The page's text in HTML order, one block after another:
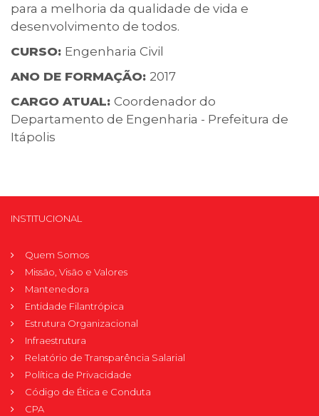
para a melhoria da qualidade de vida e
desenvolvimento de todos.
CURSO: Engenharia Civil
ANO DE FORMAÇÃO: 2017
CARGO ATUAL: Coordenador do
Departamento de Engenharia - Prefeitura de
Itápolis
INSTITUCIONAL
Quem Somos
Missão, Visão e Valores
Mantenedora
Entidade Filantrópica
Estrutura Organizacional
Infraestrutura
Relatório de Transparência Salarial
Política de Privacidade
Código de Ética e Conduta
CPA